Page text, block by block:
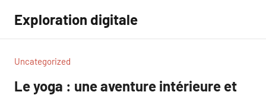
contenu
Exploration digitale
Uncategorized
Le yoga : une aventure intérieure et